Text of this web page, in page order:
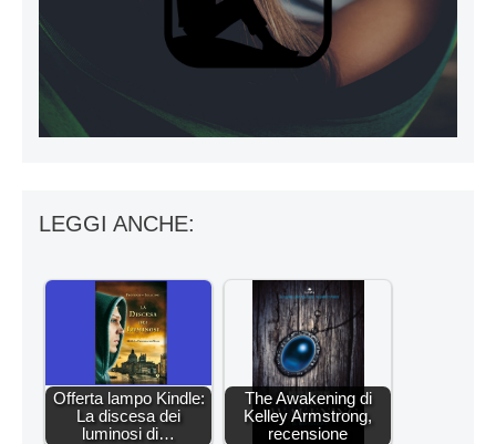
LEGGI ANCHE:
Offerta lampo Kindle:
La discesa dei
luminosi di…
The Awakening di
Kelley Armstrong,
recensione